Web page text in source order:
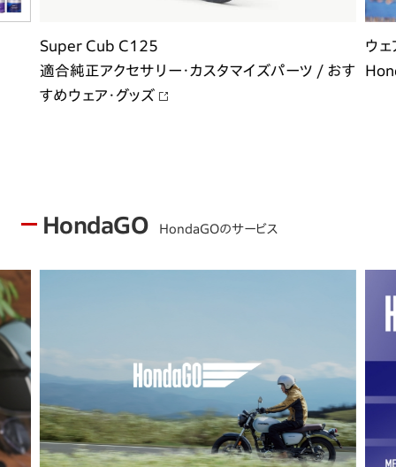
Super Cub C125
適合純正アクセサリー・カスタマイズパーツ / おす
すめウェア・グッズ
ウェ
HondaGO HondaGOのサービス